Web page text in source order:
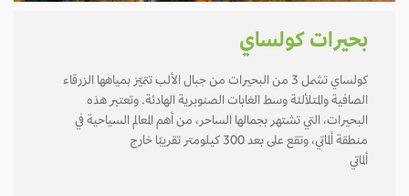
بحيرات كولساي
كولساي تشمل 3 من البحيرات من جبال الألب تتميّز بمياهها الزرقاء
الصافية والمتلألئة وسط الغابات الصنوبرية الهادئة. وتعتبر هذه
البحيرات، التي تشتهر بجمالها الساحر، من أهم المعالم السياحية في
منطقة ألماتي، وتقع على بعد 300 كيلومتر تقريبًا خارج
ألماتي